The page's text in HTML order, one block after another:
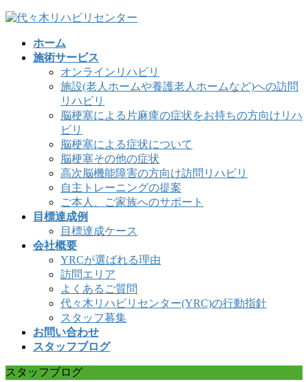
コ
ナ
ホーム
施術サービス
オンラインリハビリ
施設(老人ホームや養護老人ホームなど)への訪問
リハビリ
脳梗塞による片麻痺の症状をお持ちの方向けリハ
ビリ
脳梗塞による症状について
脳梗塞その他の症状
高次脳機能障害の方向け訪問リハビリ
自主トレーニングの提案
ご本人、ご家族へのサポート
目標達成例
目標達成ケース
会社概要
YRCが選ばれる理由
訪問エリア
よくあるご質問
代々木リハビリセンター(YRC)の行動指針
スタッフ募集
お問い合わせ
スタッフブログ
スタッフブログ